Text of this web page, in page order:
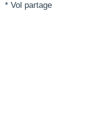
* Vol partage